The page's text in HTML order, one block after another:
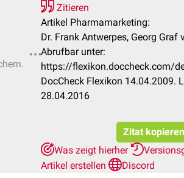
Zitieren
Artikel Pharmamarketing:
Dr. Frank Antwerpes, Georg Graf
Abrufbar unter:
https://flexikon.doccheck.com/
DocCheck Flexikon 14.04.2009.
28.04.2016
Zitat kopieren
Was zeigt hierher
Artikel erstellen
Discord